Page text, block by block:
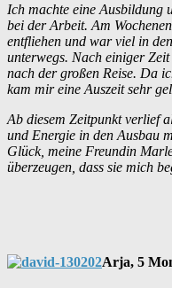
Ich machte eine Ausbildung
bei der Arbeit. Am
entfliehen und war viel in
unterwegs. Nach einiger
nach der großen Reise. Da
kam mir eine Auszeit sehr
Ab diesem Zeitpunkt verlief
und Energie in den Ausbau
Glück, meine Freundin
überzeugen, dass sie mich
Arja, 5